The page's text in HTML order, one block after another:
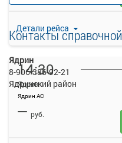
Детали рейса
14:30
Ядрин
Ядрин АС
— руб.
Контакты справочной
Ядрин
8-906-386-92-21
Ядринский район